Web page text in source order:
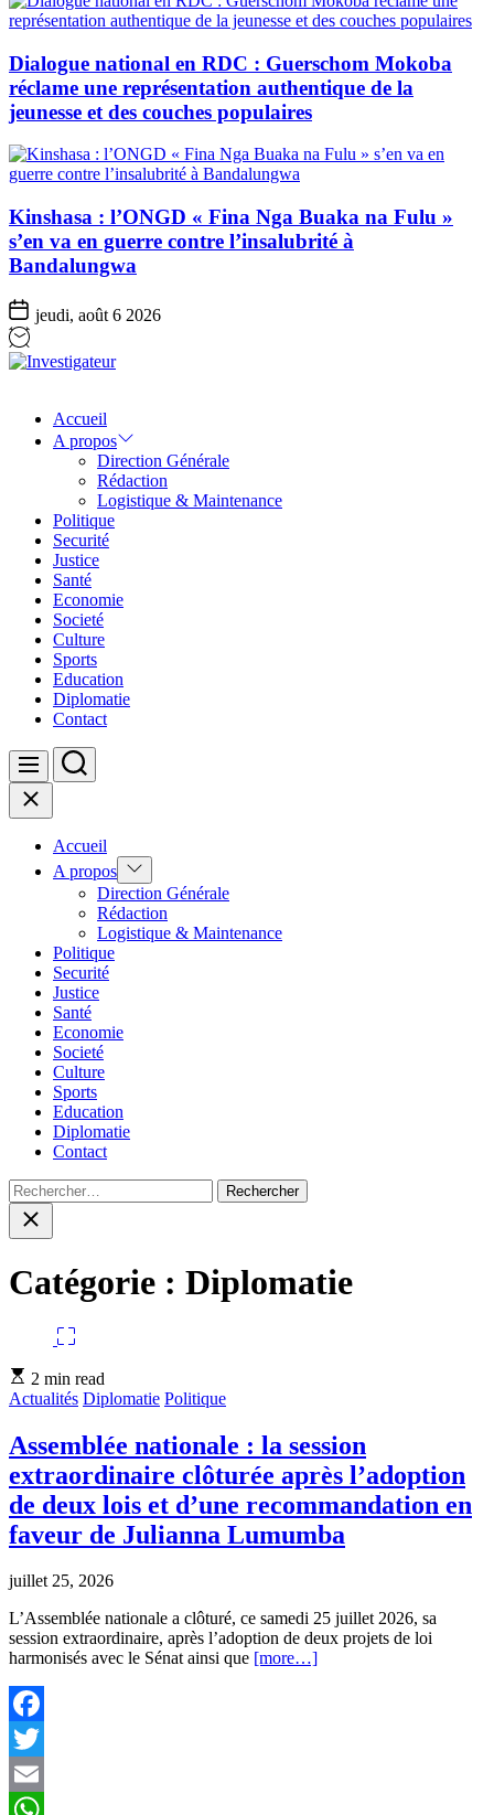
Dialogue national en RDC : Guerschom Mokoba
réclame une représentation authentique de la
jeunesse et des couches populaires
Kinshasa : l’ONGD « Fina Nga Buaka na Fulu »
s’en va en guerre contre l’insalubrité à
Bandalungwa
jeudi, août 6 2026
Accueil
A propos
Direction Générale
Rédaction
Logistique & Maintenance
Politique
Securité
Justice
Santé
Economie
Societé
Culture
Sports
Education
Diplomatie
Contact
Menu Search
Close
Accueil
A propos Show
sub
menu
Direction Générale
Rédaction
Logistique & Maintenance
Politique
Securité
Justice
Santé
Economie
Societé
Culture
Sports
Education
Diplomatie
Contact
Rechercher :
Close
search
Catégorie : Diplomatie
Estimated
read
2 min read
Actualités Diplomatie Politique
Assemblée nationale : la session
extraordinaire clôturée après l’adoption
de deux lois et d’une recommandation en
faveur de Julianna Lumumba
juillet 25, 2026
L’Assemblée nationale a clôturé, ce samedi 25 juillet 2026, sa
session extraordinaire, après l’adoption de deux projets de loi
harmonisés avec le Sénat ainsi que [more…]
Facebook
Twitter
Email